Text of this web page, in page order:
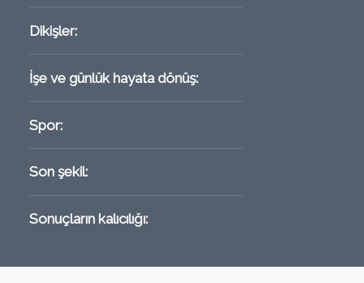
Dikişler:
İşe ve günlük hayata dönüş:
Spor:
Son şekil:
Sonuçların kalıcılığı: